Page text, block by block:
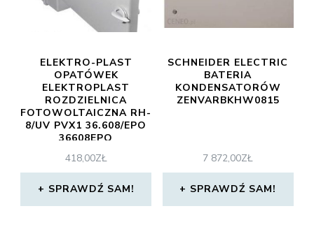
ELEKTRO-PLAST
OPATÓWEK
ELEKTROPLAST
ROZDZIELNICA
FOTOWOLTAICZNA RH-
8/UV PVX1 36.608/EPO
36608EPO
418,00ZŁ
SPRAWDŹ SAM!
SCHNEIDER ELECTRIC
BATERIA
KONDENSATORÓW
ZENVARBKHW0815
7 872,00ZŁ
SPRAWDŹ SAM!